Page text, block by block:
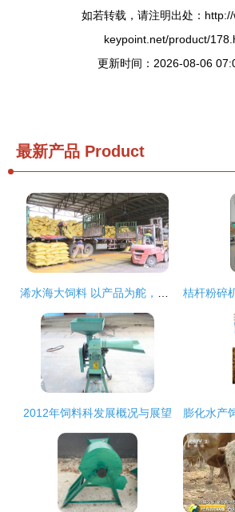
如若转载，请注明出处：
keypoint.net/product/
更新时间：2026-08-06
最新产品 Product
2012年饲料科发展概况与展望